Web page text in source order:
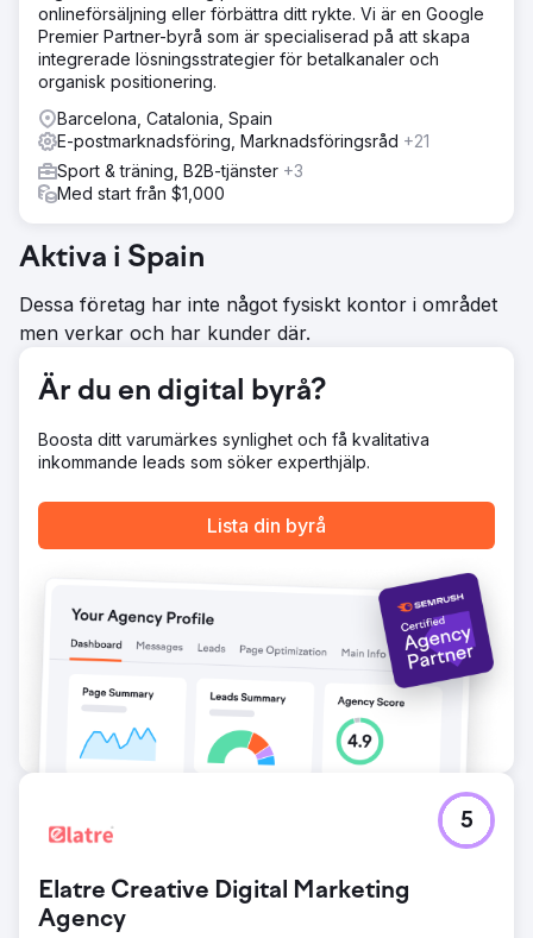
onlineförsäljning eller förbättra ditt rykte. Vi är en Google
Premier Partner-byrå som är specialiserad på att skapa
integrerade lösningsstrategier för betalkanaler och
organisk positionering.
Barcelona, Catalonia, Spain
E-postmarknadsföring, Marknadsföringsråd +21
Sport & träning, B2B-tjänster +3
Med start från $1,000
Aktiva i Spain
Dessa företag har inte något fysiskt kontor i området
men verkar och har kunder där.
Är du en digital byrå?
Boosta ditt varumärkes synlighet och få kvalitativa
inkommande leads som söker experthjälp.
Lista din byrå
Elatre Creative Digital Marketing
Agency
5